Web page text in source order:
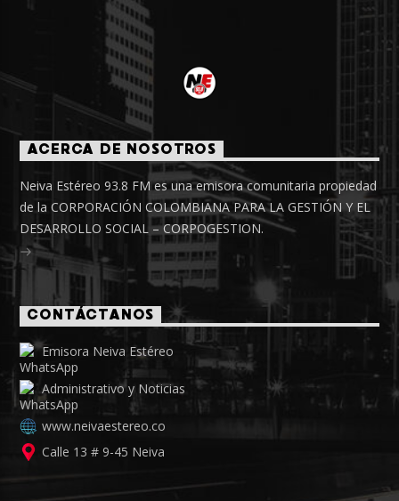
ACERCA DE NOSOTROS
Neiva Estéreo 93.8 FM es una emisora comunitaria propiedad
de la CORPORACIÓN COLOMBIANA PARA LA GESTIÓN Y EL
DESARROLLO SOCIAL – CORPOGESTION.
CONTÁCTANOS
Emisora Neiva Estéreo
Administrativo y Noticias
www.neivaestereo.co
Calle 13 # 9-45 Neiva